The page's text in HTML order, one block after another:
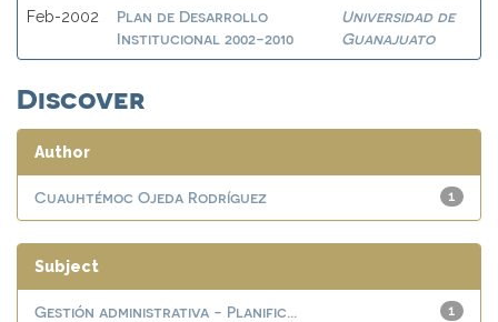
Feb-2002
Plan de Desarrollo
Institucional 2002-2010
Universidad de
Guanajuato
Discover
Author
1
Cuauhtémoc Ojeda Rodríguez
Subject
1
Gestión administrativa - Planific...